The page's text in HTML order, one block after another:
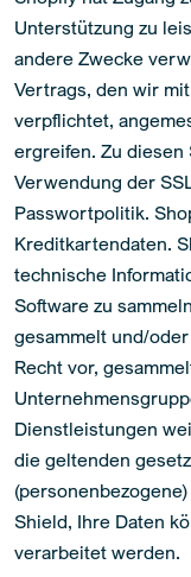
Unterstützung zu
andere Zwecke
Vertrags, den wir
verpflichtet,
ergreifen. Zu
Verwendung der
Passwortpolitik.
Kreditkartendaten.
technische
Software zu
gesammelt und/
Recht vor,
Dienstleistungen
die geltenden
Shield, Ihre Daten
verarbeitet werden.